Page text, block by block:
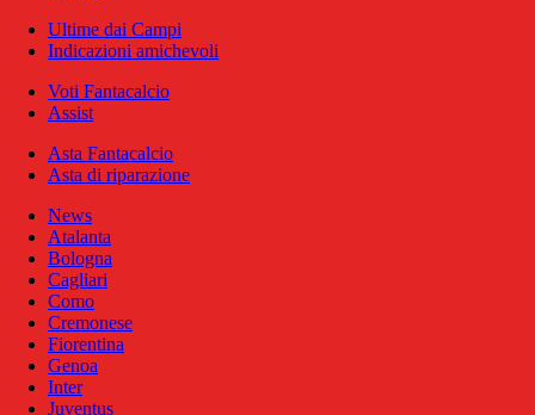
Ultime dai Campi
Indicazioni amichevoli
Voti Fantacalcio
Assist
Asta Fantacalcio
Asta di riparazione
News
Atalanta
Bologna
Cagliari
Como
Cremonese
Fiorentina
Genoa
Inter
Juventus